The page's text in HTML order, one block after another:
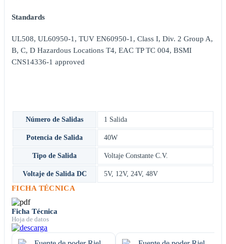
Standards
UL508, UL60950-1, TUV EN60950-1, Class I, Div. 2 Group A,
B, C, D Hazardous Locations T4, EAC TP TC 004, BSMI
CNS14336-1 approved
Número de Salidas 1 Salida
Potencia de Salida 40W
Tipo de Salida Voltaje Constante C.V.
Voltaje de Salida DC 5V, 12V, 24V, 48V
FICHA TÉCNICA
Ficha Técnica
Hoja de datos